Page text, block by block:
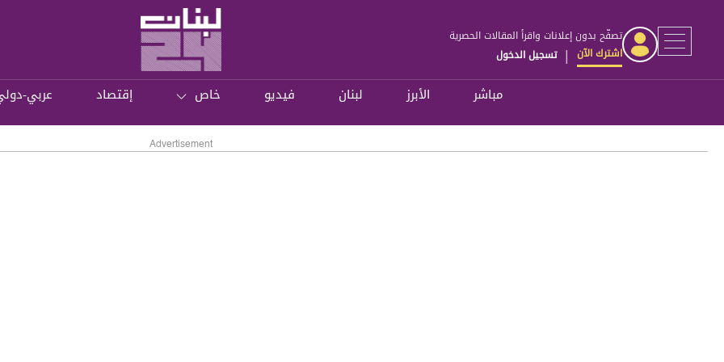
تصفّح بدون إعلانات واقرأ المقالات الحصرية
اشترك الآن | تسجيل الدخول
مباشر الأبرز لبنان فيديو خاص إقتصاد عربي-
Advertisement